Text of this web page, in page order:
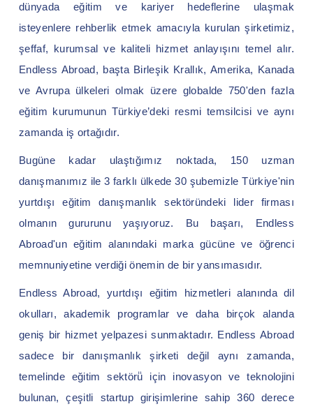
dünyada eğitim ve kariyer hedeflerine ulaşmak
isteyenlere rehberlik etmek amacıyla kurulan şirketimiz,
şeffaf, kurumsal ve kaliteli hizmet anlayışını temel alır.
Endless Abroad, başta Birleşik Krallık, Amerika, Kanada
ve Avrupa ülkeleri olmak üzere globalde 750'den fazla
eğitim kurumunun Türkiye’deki resmi temsilcisi ve aynı
zamanda iş ortağıdır.
Bugüne kadar ulaştığımız noktada, 150 uzman
danışmanımız ile 3 farklı ülkede 30 şubemizle Türkiye'nin
yurtdışı eğitim danışmanlık sektöründeki lider firması
olmanın gururunu yaşıyoruz. Bu başarı, Endless
Abroad'un eğitim alanındaki marka gücüne ve öğrenci
memnuniyetine verdiği önemin de bir yansımasıdır.
Endless Abroad, yurtdışı eğitim hizmetleri alanında dil
okulları, akademik programlar ve daha birçok alanda
geniş bir hizmet yelpazesi sunmaktadır. Endless Abroad
sadece bir danışmanlık şirketi değil aynı zamanda,
temelinde eğitim sektörü̈ için inovasyon ve teknolojini
bulunan, çeşitli startup girişimlerine sahip 360 derece